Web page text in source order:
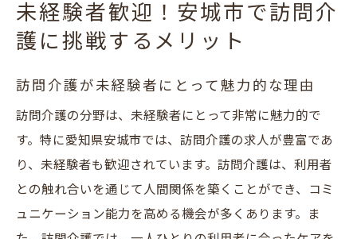
未経験者歓迎！安城市で訪問介
護に挑戦するメリット
訪問介護が未経験者にとって魅力的な理由
訪問介護の分野は、未経験者にとって非常に魅力的で
す。特に愛知県安城市では、訪問介護の求人が豊富であ
り、未経験者も歓迎されています。訪問介護は、利用者
との触れ合いを通じて人間関係を築くことができ、コミ
ュニケーション能力を高める機会が多くあります。ま